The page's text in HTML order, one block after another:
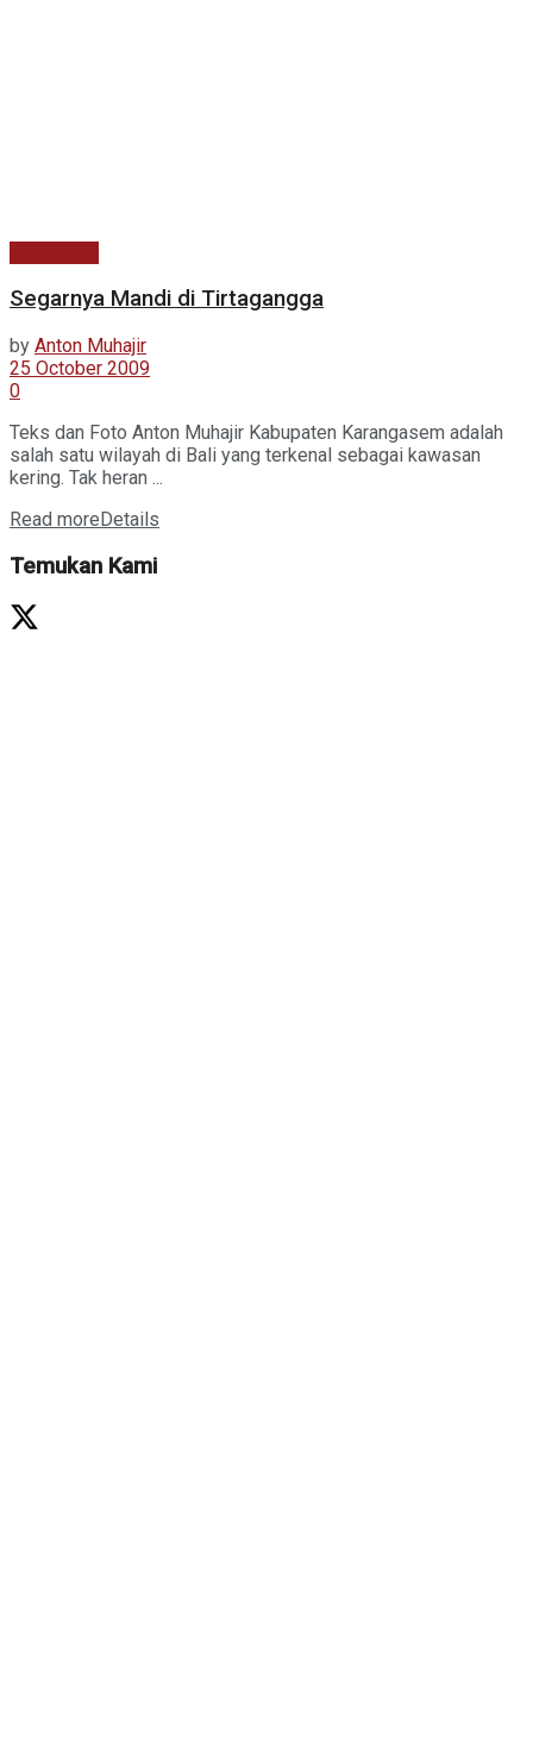
Segarnya Mandi di Tirtagangga
by Anton Muhajir
25 October 2009
0
Teks dan Foto Anton Muhajir Kabupaten Karangasem adalah
salah satu wilayah di Bali yang terkenal sebagai kawasan
kering. Tak heran ...
Read more Details
Temukan Kami